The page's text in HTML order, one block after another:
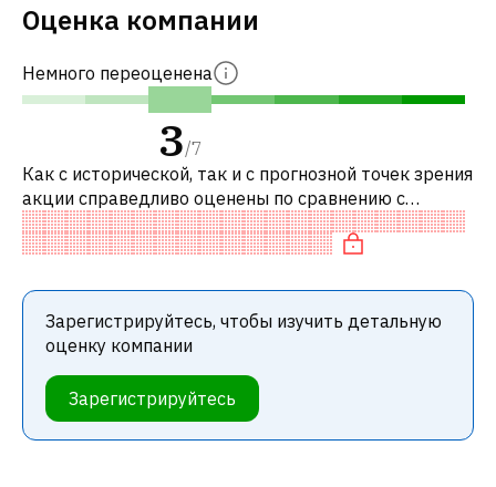
Оценка компании
Немного переоценена
3/7
Как с исторической, так и с прогнозной точек зрения
акции справедливо оценены по сравнению с
аналогичными акциями.
Зарегистрируйтесь, чтобы изучить детальную
оценку компании
Зарегистрируйтесь